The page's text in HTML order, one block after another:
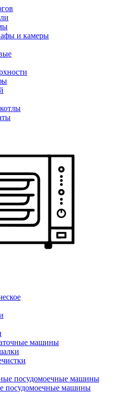
и камеры
машины
посудомоечные машины
посудомоечные машины